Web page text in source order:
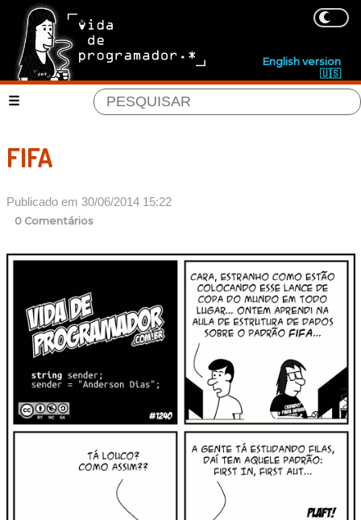
English version
🇺🇸
FIFA
Publicado em 30/06/2014 15:22
0 Comentários